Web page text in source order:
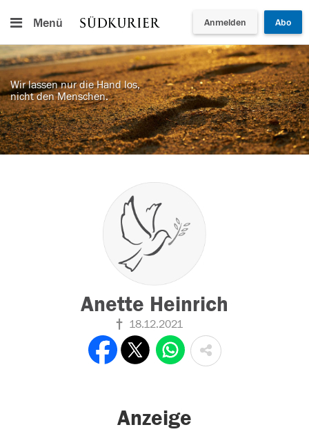
Menü Anmelden Abo
Wir lassen nur die Hand los,
nicht den Menschen.
Anette Heinrich
18.12.2021
Anzeige